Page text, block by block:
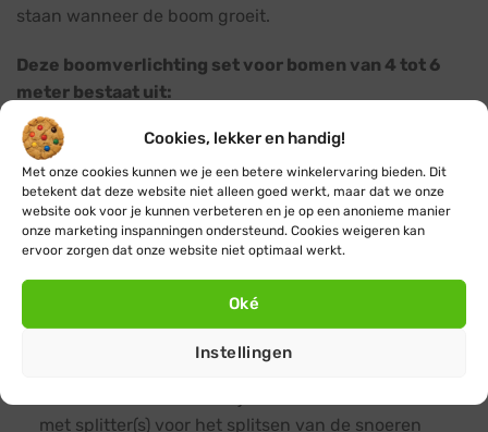
Cookies, lekker en handig!
Met onze cookies kunnen we je een betere winkelervaring bieden. Dit
betekent dat deze website niet alleen goed werkt, maar dat we onze
website ook voor je kunnen verbeteren en je op een anonieme manier
onze marketing inspanningen ondersteund. Cookies weigeren kan
ervoor zorgen dat onze website niet optimaal werkt.
Oké
Instellingen
staan wanneer de boom groeit.
Deze boomverlichting set voor bomen van 4 tot 6
meter bestaat uit:
Een duidelijk instructiebladmet daarop een
stappenplanenslimme expert-tipsvoor het
bevestigen van de boomverlichting set.
10x of 16xkoppelbare kerstverlichting
lichtsnoeren met 100 LEDs per lichtsnoer van 10
tijdens het wikkelen rondom de stam en takken van
de boom aan elkaar doorgekoppeld waarmee er
met splitter(s) voor het splitsen van de snoeren